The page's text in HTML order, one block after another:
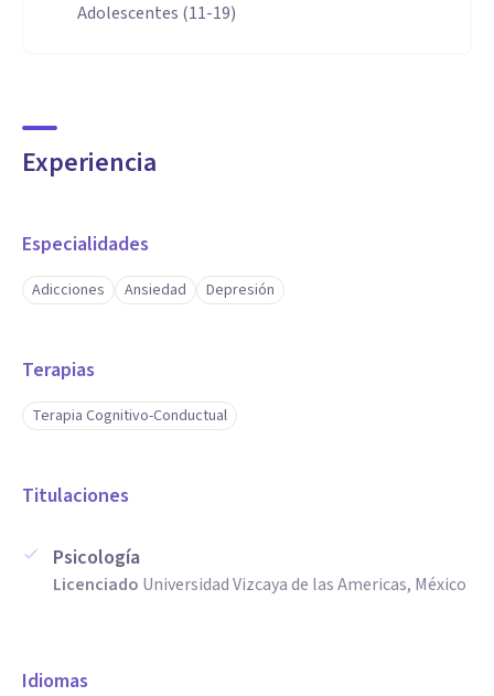
Adolescentes (11-19)
Experiencia
Especialidades
Adicciones Ansiedad Depresión
Terapias
Terapia Cognitivo-Conductual
Titulaciones
Psicología
Licenciado Universidad Vizcaya de las Americas, México
Idiomas